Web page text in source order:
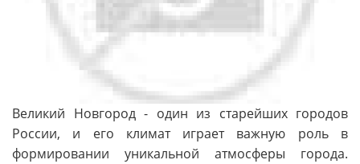
Великий Новгород - один из старейших городов
России, и его климат играет важную роль в
формировании уникальной атмосферы города.